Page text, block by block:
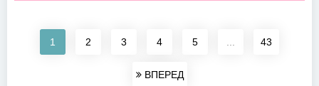
1 2 3 4 5 43
ВПЕРЕД